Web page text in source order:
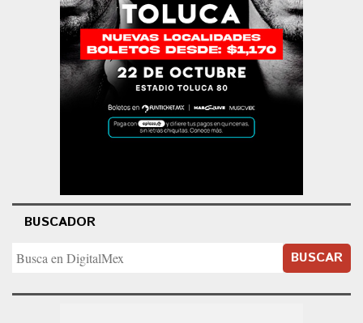
BUSCADOR
BUSCAR